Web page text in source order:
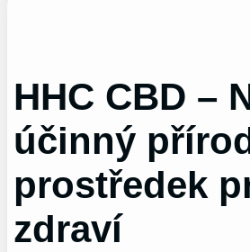
HHC CBD –
účinný
prostředek
zdraví